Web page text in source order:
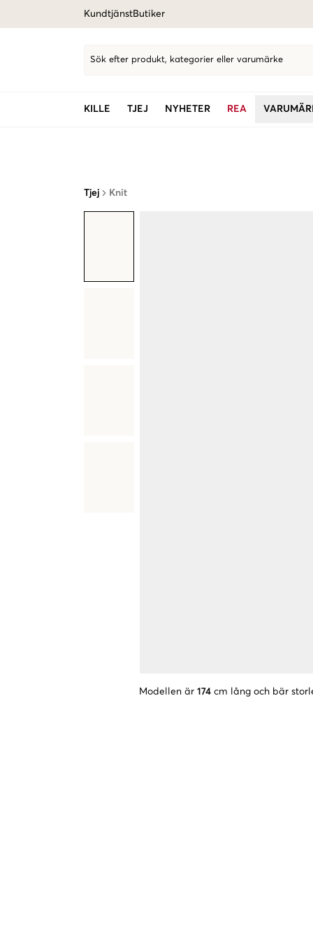
KundtjänstButiker
Sök efter produkt, kategorier eller varumärke
KILLE TJEJ NYHETER REA
Tjej Knit
Modellen är 174 cm lång och bär